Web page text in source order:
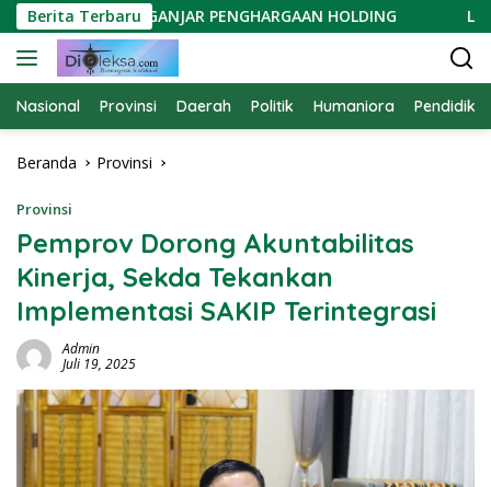
Langsung
ke
konten
Berita Terbaru
BERGEN DIGANJAR PENGHARGAAN HOLDING
Nasional Provinsi Daerah Politik Humaniora
Beranda Provinsi
Provinsi
Pemprov Dorong Akuntabilitas
Kinerja, Sekda Tekankan
Implementasi SAKIP Terintegrasi
Admin
Juli 19, 2025